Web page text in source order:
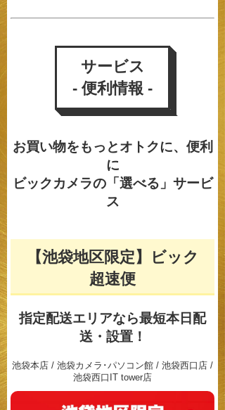
サービス
- 便利情報 -
お買い物をもっとオトクに、便利
に
ビックカメラの「選べる」サービ
ス
【池袋地区限定】ビック
超速便
指定配送エリアなら最短本日配
送・設置！
池袋本店 / 池袋カメラ･パソコン館 / 池袋西口店 /
池袋西口IT tower店